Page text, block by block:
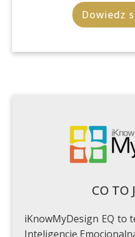
Dowiedz
CO TO
iKnowMyDesign EQ to
Inteligencję